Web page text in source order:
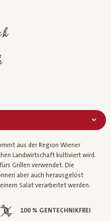
aus der Region Wiener
Landwirtschaft kultiviert wird.
Grillen verwendet. Die
aber auch herausgelöst
Salat verarbeitet werden.
100 % GENTECHNIKFREI